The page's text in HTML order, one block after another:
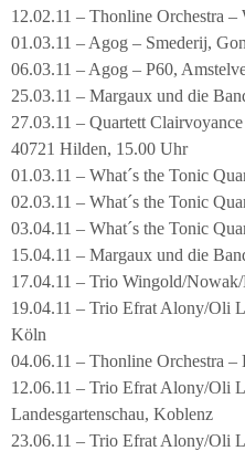
12.02.11 – Thonline Orchestra
01.03.11 – Agog – Smederij,
06.03.11 – Agog – P60,
25.03.11 – Margaux und die
27.03.11 – Quartett
40721 Hilden, 15.00 Uhr
01.03.11 – What´s the Tonic
02.03.11 – What´s the Tonic
03.04.11 – What´s the Tonic
15.04.11 – Margaux und die
17.04.11 – Trio Wingold/
19.04.11 – Trio Efrat Alony/Oli
Köln
04.06.11 – Thonline Orchestra –
12.06.11 – Trio Efrat Alony/Oli
Landesgartenschau, Koblenz
23.06.11 – Trio Efrat Alony/Oli